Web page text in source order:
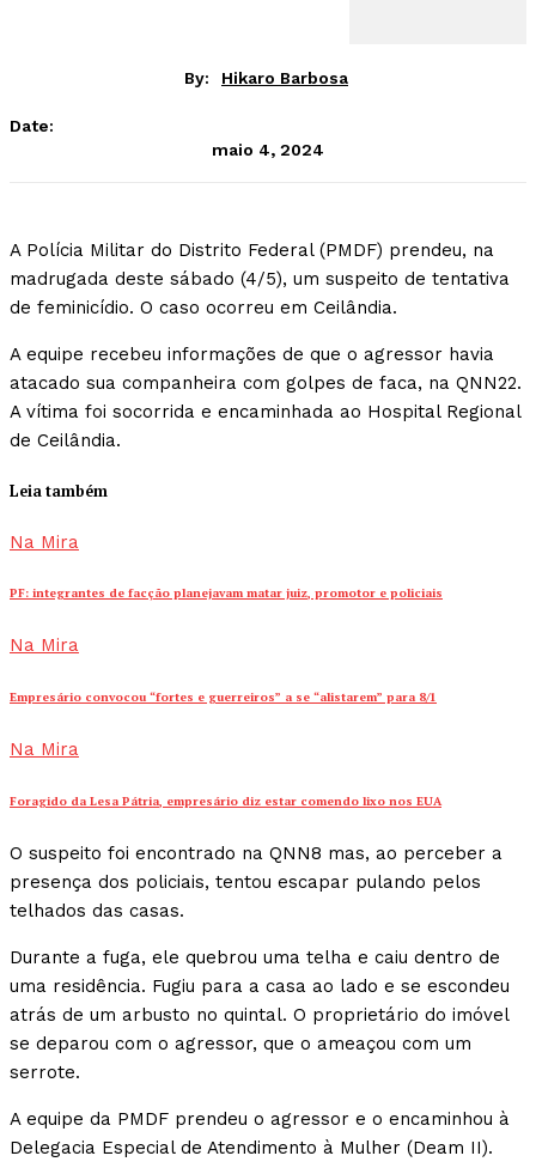
By: Hikaro Barbosa
Date:
maio 4, 2024
A Polícia Militar do Distrito Federal (PMDF) prendeu, na
madrugada deste sábado (4/5), um suspeito de tentativa
de feminicídio. O caso ocorreu em Ceilândia.
A equipe recebeu informações de que o agressor havia
atacado sua companheira com golpes de faca, na QNN22.
A vítima foi socorrida e encaminhada ao Hospital Regional
de Ceilândia.
Leia também
Na Mira
PF: integrantes de facção planejavam matar juiz, promotor e policiais
Na Mira
Empresário convocou “fortes e guerreiros” a se “alistarem” para 8/1
Na Mira
Foragido da Lesa Pátria, empresário diz estar comendo lixo nos EUA
O suspeito foi encontrado na QNN8 mas, ao perceber a
presença dos policiais, tentou escapar pulando pelos
telhados das casas.
Durante a fuga, ele quebrou uma telha e caiu dentro de
uma residência. Fugiu para a casa ao lado e se escondeu
atrás de um arbusto no quintal. O proprietário do imóvel
se deparou com o agressor, que o ameaçou com um
serrote.
A equipe da PMDF prendeu o agressor e o encaminhou à
Delegacia Especial de Atendimento à Mulher (Deam II).